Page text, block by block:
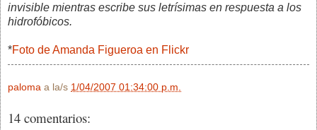
invisible mientras escribe sus letrísimas en respuesta a los
hidrofóbicos.
*Foto de Amanda Figueroa en Flickr
paloma a la/s 1/04/2007 01:34:00 p.m.
14 comentarios: